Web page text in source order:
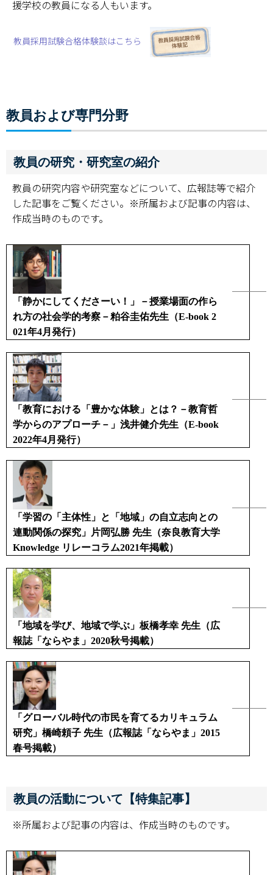
援学校の教員になる人もいます。
教員採用試験合格体験談はこちら
教員および専門分野
教員の研究・研究室の紹介
教員の研究内容や研究室などについて、広報誌等で紹介
した記事をご覧ください。※所属および記事の内容は、
作成当時のものです。
「静かにしてくださーい！」－授業場面の作ら
れ方の社会学的考察－粕谷圭佑先生（E-book 2
021年4月発行）
「教育における「豊かな体験」とは？－教育哲
学からのアプローチ－」浅井健介先生（E-book
2022年4月発行）
「学習の「主体性」と「地域」の自立志向との
連動関係の探究」片岡弘勝 先生（奈良教育大学
Knowledge リレーコラム2021年掲載）
「地域を学び、地域で学ぶ」板橋孝幸 先生（広
報誌「ならやま」2020秋号掲載）
「グローバル時代の市民を育てるカリキュラム
研究」橋崎頼子 先生（広報誌「ならやま」2015
春号掲載）
教員の活動について【特集記事】
※所属および記事の内容は、作成当時のものです。